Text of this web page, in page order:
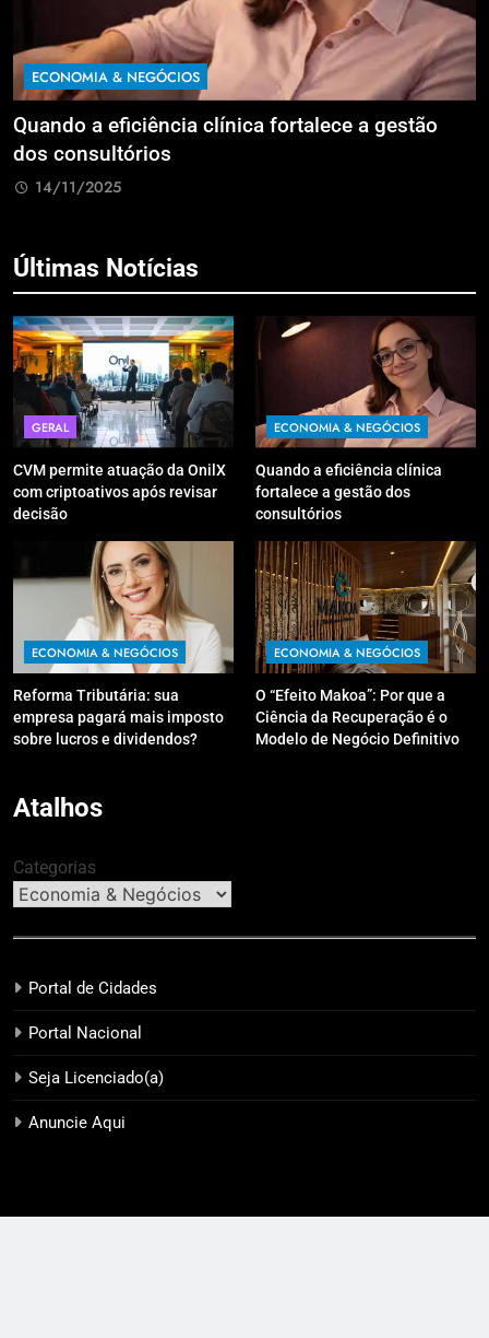
ECONOMIA & NEGÓCIOS
Quando a eficiência clínica fortalece a gestão
dos consultórios
14/11/2025
Últimas Notícias
GERAL
CVM permite atuação da OnilX
com criptoativos após revisar
decisão
ECONOMIA & NEGÓCIOS
Quando a eficiência clínica
fortalece a gestão dos
consultórios
ECONOMIA & NEGÓCIOS
Reforma Tributária: sua
empresa pagará mais imposto
sobre lucros e dividendos?
ECONOMIA & NEGÓCIOS
O “Efeito Makoa”: Por que a
Ciência da Recuperação é o
Modelo de Negócio Definitivo
Atalhos
Categorias
Portal de Cidades
Portal Nacional
Seja Licenciado(a)
Anuncie Aqui